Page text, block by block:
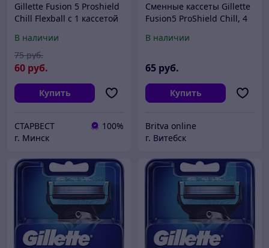
Gillette Fusion 5 Proshield
Chill Flexball с 1 кассетой
бритья мужской
В наличии
60 руб.
75 руб.
Купить
СТАРВЕСТ
100%
г. Минск
Сменные кассеты Gillette
Fusion5 ProShield Chill, 4
В наличии
65 руб.
Купить
Britva online
г. Витебск